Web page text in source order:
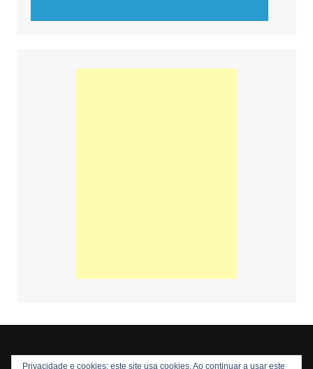
Privacidade e cookies: este site usa cookies. Ao continuar a usar este